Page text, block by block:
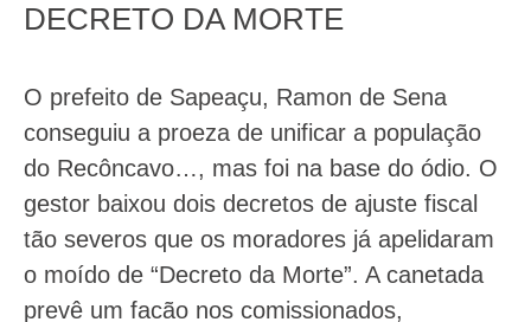
DECRETO DA MORTE
O prefeito de Sapeaçu, Ramon de Sena
conseguiu a proeza de unificar a população
do Recôncavo…, mas foi na base do ódio. O
gestor baixou dois decretos de ajuste fiscal
tão severos que os moradores já apelidaram
o moído de “Decreto da Morte”. A canetada
prevê um facão nos comissionados,